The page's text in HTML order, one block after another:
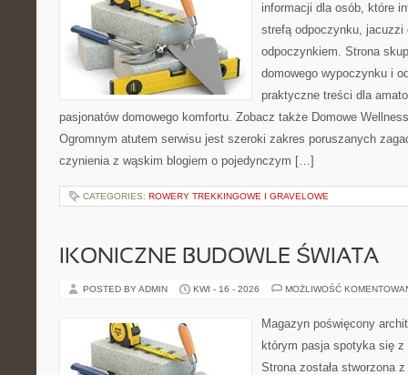
informacji dla osób, które
strefą odpoczynku, jacuzzi
odpoczynkiem. Strona
domowego wypoczynku i
praktyczne treści dla
pasjonatów domowego komfortu. Zobacz także Domowe
Ogromnym atutem serwisu jest szeroki zakres poruszanych
czynienia z wąskim blogiem o pojedynczym […]
CATEGORIES: ROWERY TREKKINGOWE I GRAVELOWE
IKONICZNE BUDOWLE ŚWIATA
POSTED BY ADMIN KWI - 16 - 2026 MOŻLIWOŚĆ
Magazyn poświęcony
którym pasja spotyka się
Strona została stworzona